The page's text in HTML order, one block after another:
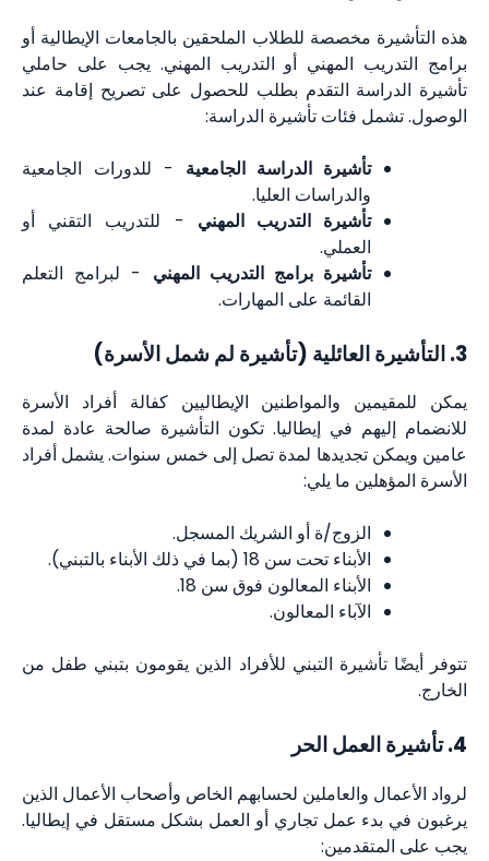
هذه التأشيرة مخصصة للطلاب الملحقين بالجامعات الإيطالية أو
برامج التدريب المهني أو التدريب المهني. يجب على حاملي
تأشيرة الدراسة التقدم بطلب للحصول على تصريح إقامة عند
الوصول. تشمل فئات تأشيرة الدراسة:
تأشيرة الدراسة الجامعية - للدورات الجامعية
والدراسات العليا.
تأشيرة التدريب المهني - للتدريب التقني أو
العملي.
تأشيرة برامج التدريب المهني - لبرامج التعلم
القائمة على المهارات.
3. التأشيرة العائلية (تأشيرة لم شمل الأسرة)
يمكن للمقيمين والمواطنين الإيطاليين كفالة أفراد الأسرة
للانضمام إليهم في إيطاليا. تكون التأشيرة صالحة عادة لمدة
عامين ويمكن تجديدها لمدة تصل إلى خمس سنوات. يشمل أفراد
الأسرة المؤهلين ما يلي:
الزوج/ة أو الشريك المسجل.
الأبناء تحت سن 18 (بما في ذلك الأبناء بالتبني).
الأبناء المعالون فوق سن 18.
الآباء المعالون.
تتوفر أيضًا تأشيرة التبني للأفراد الذين يقومون بتبني طفل من
الخارج.
4. تأشيرة العمل الحر
لرواد الأعمال والعاملين لحسابهم الخاص وأصحاب الأعمال الذين
يرغبون في بدء عمل تجاري أو العمل بشكل مستقل في إيطاليا.
يجب على المتقدمين: